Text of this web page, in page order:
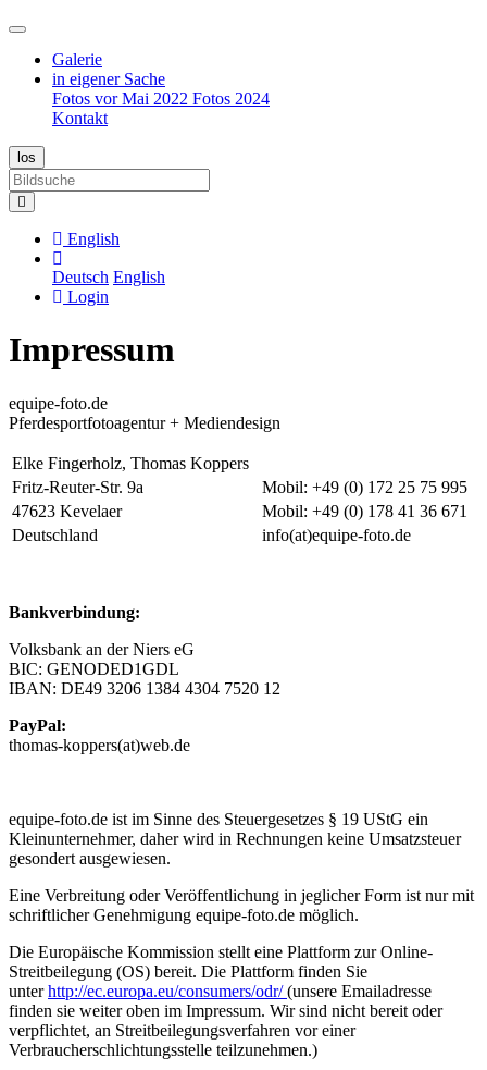
Galerie
in eigener Sache
Fotos vor Mai 2022 Fotos 2024
Kontakt
English
Deutsch English
Login
Impressum
equipe-foto.de
Pferdesportfotoagentur + Mediendesign
Elke Fingerholz, Thomas Koppers
Fritz-Reuter-Str. 9a
Mobil: +49 (0) 172 25 75 995
47623 Kevelaer
Mobil: +49 (0) 178 41 36 671
Deutschland
info(at)equipe-foto.de
Bankverbindung:
Volksbank an der Niers eG
BIC: GENODED1GDL
IBAN: DE49 3206 1384 4304 7520 12
PayPal:
thomas-koppers(at)web.de
equipe-foto.de ist im Sinne des Steuergesetzes § 19 UStG ein
Kleinunternehmer, daher wird in Rechnungen keine Umsatzsteuer
gesondert ausgewiesen.
Eine Verbreitung oder Veröffentlichung in jeglicher Form ist nur mit
schriftlicher Genehmigung equipe-foto.de möglich.
Die Europäische Kommission stellt eine Plattform zur Online-
Streitbeilegung (OS) bereit. Die Plattform finden Sie
unterhttp://ec.europa.eu/consumers/odr/(unsere Emailadresse
finden sie weiter oben im Impressum. Wir sind nicht bereit oder
verpflichtet, an Streitbeilegungsverfahren vor einer
Verbraucherschlichtungsstelle teilzunehmen.)